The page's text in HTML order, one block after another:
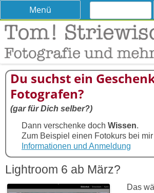
Tom! Striewisch –
lernen
Tipps und Tricks und Meinungen zur
Menü
Skip
content
Suchen
Du suchst ein
Fotografen?
(gar für Dich selber?)
Dann verschenke doch Wissen.
Zum Beispiel einen Fotokurs bei
Informationen und Anmeldung
Lightroom 6 ab März?
Das